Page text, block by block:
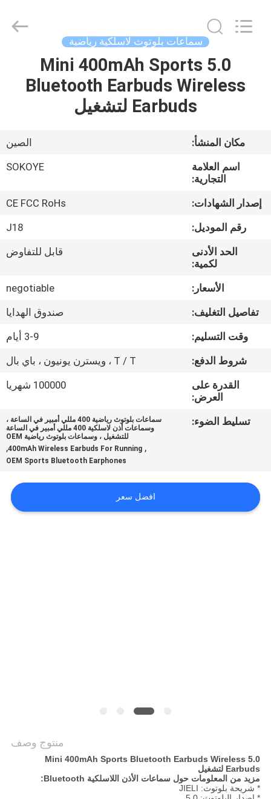
منزل،
بيت
معلومات
جولة
مراقبة
الجودة
اتصل
أخبار
خريطة
الموقع
Electronic
Co.,Ltd.
سماعات بلوتوث لاسلكية رياضية
5.0 Mini 400mAh Sports
Bluetooth Earbuds Wireless
Earbuds لتشغيل
مكان المنشأ:
الصين
اسم العلامة
التجارية:
SOKOYE
إصدار الشهادات:
CE FCC RoHs
رقم الموديل:
J18
الحد الأدنى
لكمية:
قابل للتفاوض
الأسعار:
negotiable
تفاصيل التغليف:
صندوق الهدايا
وقت التسليم:
3-9 أيام
شروط الدفع:
T / T ، ويسترن يونيون ، باي بال
القدرة على
العرض:
100000 شهريا
تسليط الضوء:
سماعات بلوتوث رياضية 400 مللي أمبير في الساعة ،
وسماعات أذن لاسلكية 400 مللي أمبير في الساعة
للتشغيل ، وسماعات بلوتوث رياضية OEM
,
400mAh Wireless Earbuds For Running
,
OEM Sports Bluetooth Earphones
افضل سعر
منتوج وصف
5.0 Mini 400mAh Sports Bluetooth Earbuds Wireless
Earbuds لتشغيل
مزيد من المعلومات حول سماعات الأذن اللاسلكية Bluetooth:
* شريحة بلوتوث: JIELI